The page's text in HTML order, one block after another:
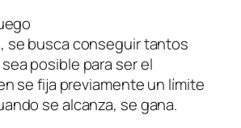
se busca conseguir tantos
posible para ser el
se fija previamente un límite
se alcanza, se gana.